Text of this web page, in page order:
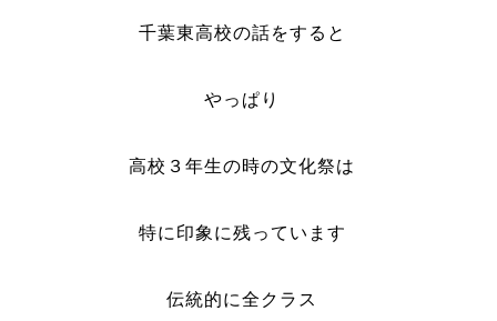
千葉東高校の話をすると
やっぱり
高校３年生の時の文化祭は
特に印象に残っています
伝統的に全クラス